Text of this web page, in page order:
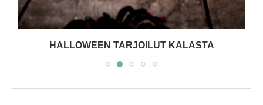
HALLOWEEN TARJOILUT KALASTA